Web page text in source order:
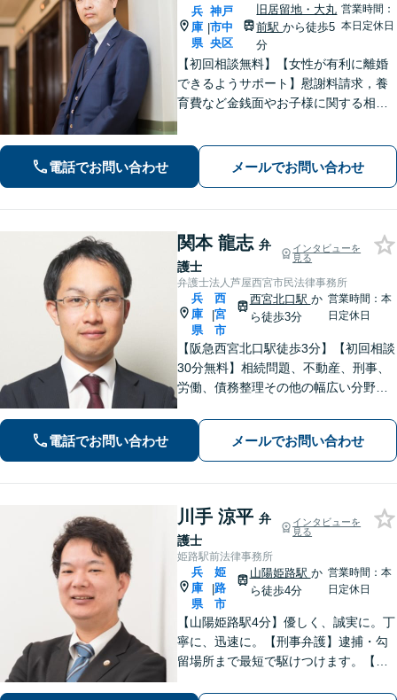
兵
庫
県
|
神戸
市中
央区
旧居留地・大丸
前駅から徒歩5
分
営業時間：
本日定休日
【初回相談無料】【女性が有利に離婚
できるようサポート】慰謝料請求，養
育費など金銭面やお子様に関する相談
持ちを大切にしながら交渉します。
【Web相談可】【平日夜間可】【神戸
電話でお問い合わせ メールでお問い合わせ
関本 龍志 弁
護士
インタビューを
見る
弁護士法人芦屋西宮市民法律事務所
兵
庫
県
|
西
宮
市
西宮北口駅 か
ら徒歩3分
営業時間：本
日定休日
【阪急西宮北口駅徒歩3分】【初回相談
30分無料】相続問題、不動産、刑事、
労働、債務整理その他の幅広い分野に
調べて皆様それぞれの問題に合った解
決策をご提案していきます。まずはご
相談を。【完全個室で対応】【バリア
フリー】
電話でお問い合わせ メールでお問い合わせ
川手 涼平 弁
護士
インタビューを
見る
姫路駅前法律事務所
兵
庫
県
|
姫
路
市
山陽姫路駅 か
ら徒歩4分
営業時間：本
日定休日
【山陽姫路駅4分】優しく、誠実に。丁
寧に、迅速に。【刑事弁護】逮捕・勾
留場所まで最短で駆けつけます。【債